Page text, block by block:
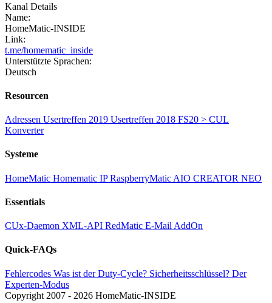
Kanal Details
Name:
HomeMatic-INSIDE
Link:
t.me/homematic_inside
Unterstützte Sprachen:
Deutsch
Resourcen
Adressen Usertreffen 2019 Usertreffen 2018 FS20 > CUL
Konverter
Systeme
HomeMatic Homematic IPRaspberryMatic AIO CREATOR NEO
Essentials
CUx-Daemon XML-API RedMatic E-Mail AddOn
Quick-FAQs
Fehlercodes Was ist der Duty-Cycle? Sicherheitsschlüssel? Der
Experten-Modus
Copyright 2007 - 2026 HomeMatic-INSIDE